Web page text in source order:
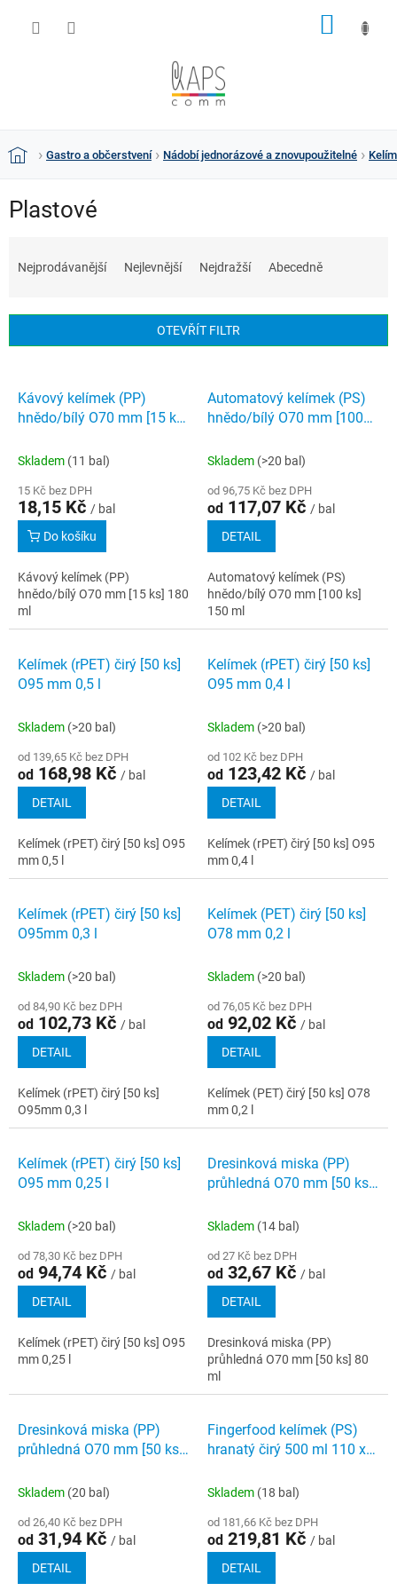
DomůGastro a občerstvení Nádobí jednorázové a znovupoužitelné
Plastové
í
Nejprodávanější Nejlevnější Nejdražší Abecedně
OTEVŘÍT FILTR
Kávový kelímek (PP)
hnědo/bílý O70 mm [15 ks]
Skladem (11 bal)
15 Kč bez DPH
18,15 Kč / bal
Do košíku
Kávový kelímek (PP)
hnědo/bílý O70 mm [15 ks] 180
ml
Automatový kelímek (PS)
hnědo/bílý O70 mm [100
Skladem (>20 bal)
od 96,75 Kč bez DPH
od 117,07 Kč / bal
DETAIL
Automatový kelímek (PS)
hnědo/bílý O70 mm [100 ks]
150 ml
Kelímek (rPET) čirý [50 ks]
O95 mm 0,5 l
Skladem (>20 bal)
od 139,65 Kč bez DPH
od 168,98 Kč / bal
DETAIL
Kelímek (rPET) čirý [50 ks] O95
mm 0,5 l
Kelímek (rPET) čirý [50 ks]
O95 mm 0,4 l
Skladem (>20 bal)
od 102 Kč bez DPH
od 123,42 Kč / bal
DETAIL
Kelímek (rPET) čirý [50 ks] O95
mm 0,4 l
Kelímek (rPET) čirý [50 ks]
O95mm 0,3 l
Skladem (>20 bal)
od 84,90 Kč bez DPH
od 102,73 Kč / bal
DETAIL
Kelímek (rPET) čirý [50 ks]
O95mm 0,3 l
Kelímek (PET) čirý [50 ks]
O78 mm 0,2 l
Skladem (>20 bal)
od 76,05 Kč bez DPH
od 92,02 Kč / bal
DETAIL
Kelímek (PET) čirý [50 ks] O78
mm 0,2 l
Kelímek (rPET) čirý [50 ks]
O95 mm 0,25 l
Skladem (>20 bal)
od 78,30 Kč bez DPH
od 94,74 Kč / bal
DETAIL
Kelímek (rPET) čirý [50 ks] O95
mm 0,25 l
Dresinková miska (PP)
průhledná O70 mm [50 ks]
Skladem (14 bal)
od 27 Kč bez DPH
od 32,67 Kč / bal
DETAIL
Dresinková miska (PP)
průhledná O70 mm [50 ks] 80
ml
Dresinková miska (PP)
průhledná O70 mm [50 ks]
Skladem (20 bal)
od 26,40 Kč bez DPH
od 31,94 Kč / bal
DETAIL
Fingerfood kelímek (PS)
hranatý čirý 500 ml 110 x
Skladem (18 bal)
od 181,66 Kč bez DPH
od 219,81 Kč / bal
DETAIL